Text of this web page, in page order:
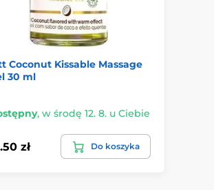
Coconut Kissable Massage
30 ml
, w środę 12. 8. u Ciebie
zł Do koszyka